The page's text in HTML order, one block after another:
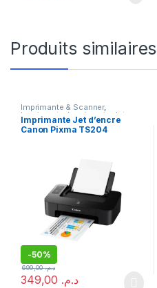
Produits similaires
Imprimante & Scanner,
Imprimante, Imprimante Jet
d'encre,Meilleures ventes
Imprimante Jet d’encre
Canon Pixma TS204
-50%
د.م.
د.م.699,00